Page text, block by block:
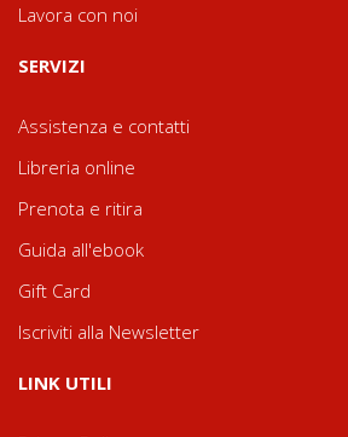
Lavora con noi
SERVIZI
Assistenza e contatti
Libreria online
Prenota e ritira
Guida all'ebook
Gift Card
Iscriviti alla Newsletter
LINK UTILI